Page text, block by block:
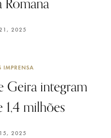
2025
IMPRENSA
Geira integram
milhões
2025